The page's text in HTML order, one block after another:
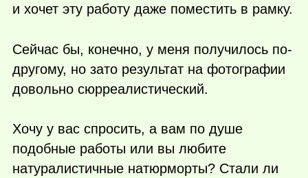
и хочет эту работу даже поместить в рамку.
Сейчас бы, конечно, у меня получилось по-
другому, но зато результат на фотографии
довольно сюрреалистический.
Хочу у вас спросить, а вам по душе
подобные работы или вы любите
натуралистичные натюрморты? Стали ли